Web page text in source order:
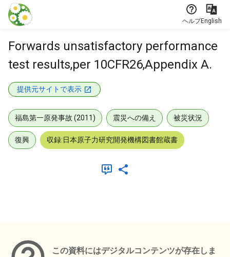
本文に飛ぶ
ヘルプEnglish
Forwards unsatisfactory performance
test results,per 10CFR26,Appendix A.
提供元サイトで表示
福島第一原発事故 (2011) 震災への備え 被災状況
復興 収録:日本原子力研究開発機構図書館蔵書
この資料にはデジタルコンテンツが存在しま